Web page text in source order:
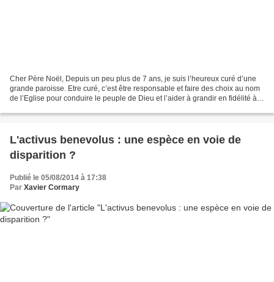
Cher Père Noël, Depuis un peu plus de 7 ans, je suis l’heureux curé d’une
grande paroisse. Etre curé, c’est être responsable et faire des choix au nom
de l’Eglise pour conduire le peuple de Dieu et l’aider à grandir en fidélité à
L'activus benevolus : une espèce en voie de
disparition ?
Publié le 05/08/2014 à 17:38
Par Xavier Cormary